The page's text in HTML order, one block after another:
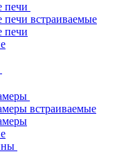
печи
встраиваемые
печи
встраиваемые